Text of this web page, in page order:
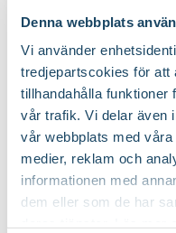
Denna webbplats
Vi använder
tredjepartscokies för att
tillhandahålla funktioner
vår trafik. Vi delar även
vår webbplats med
medier, reklam och
informationen med
dem eller som de har
Rosgödsel
Blomsterlandet PRO
7990
Välj butik